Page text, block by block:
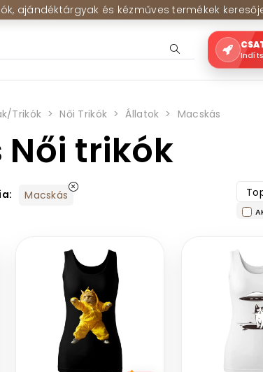
ajándéktárgyak és kézműves termékek
trikók Női Trikók Állatok Macskás
Női trikók
Macskás